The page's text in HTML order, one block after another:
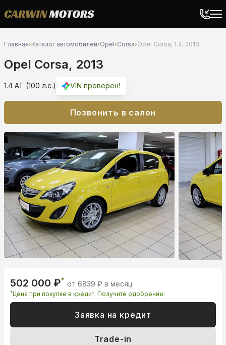
Главная›Каталог автомобилей›Opel›Corsa›Opel Corsa, 1.4, 2013
Opel Corsa, 2013
1.4 AT (100 л.с.) VIN проверен!
Позвонить в салон
502 000 ₽* от 6839 ₽ в месяц
*Цена при покупке в кредит. Получите одобрение:
Заявка на кредит
Trade-in